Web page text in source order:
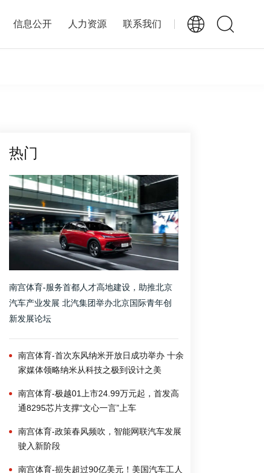
信息公开 人力资源 联系我们
热门
南宫体育-服务首都人才高地建设，助推北京
汽车产业发展 北汽集团举办北京国际青年创
新发展论坛
南宫体育-首次东风纳米开放日成功举办 十余
家媒体领略纳米从科技之极到设计之美
南宫体育-极越01上市24.99万元起，首发高
通8295芯片支撑“文心一言”上车
南宫体育-政策春风频吹，智能网联汽车发展
驶入新阶段
南宫体育-损失超过90亿美元！美国汽车工人